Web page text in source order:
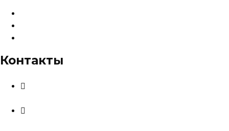
Контакты